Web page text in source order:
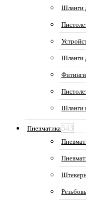
Шланги
Шланги
Шланги
Пневматика543